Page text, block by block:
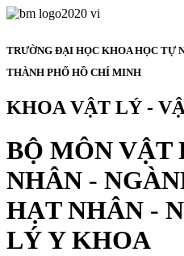
TRƯỜNG ĐẠI HỌC KHOA HỌC TỰ
THÀNH PHỐ HỒ CHÍ MINH
KHOA VẬT LÝ -
BỘ MÔN VẬT
NHÂN -
HẠT NHÂN -
LÝ Y KHOA